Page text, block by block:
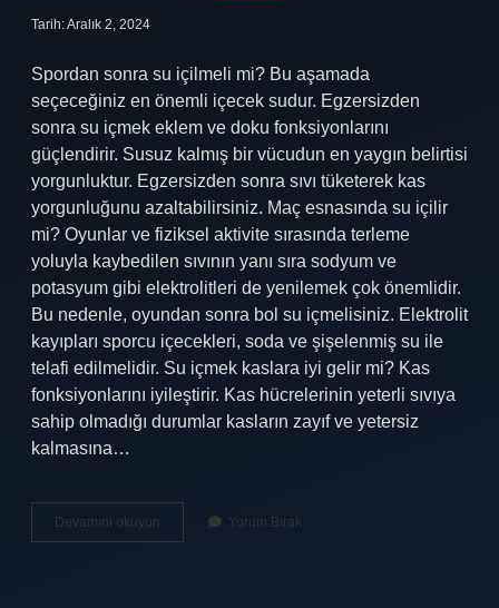
Tarih: Aralık 2, 2024
Spordan sonra su içilmeli mi? Bu aşamada
seçeceğiniz en önemli içecek sudur. Egzersizden
sonra su içmek eklem ve doku fonksiyonlarını
güçlendirir. Susuz kalmış bir vücudun en yaygın belirtisi
yorgunluktur. Egzersizden sonra sıvı tüketerek kas
yorgunluğunu azaltabilirsiniz. Maç esnasında su içilir
mi? Oyunlar ve fiziksel aktivite sırasında terleme
yoluyla kaybedilen sıvının yanı sıra sodyum ve
potasyum gibi elektrolitleri de yenilemek çok önemlidir.
Bu nedenle, oyundan sonra bol su içmelisiniz. Elektrolit
kayıpları sporcu içecekleri, soda ve şişelenmiş su ile
telafi edilmelidir. Su içmek kaslara iyi gelir mi? Kas
fonksiyonlarını iyileştirir. Kas hücrelerinin yeterli sıvıya
sahip olmadığı durumlar kasların zayıf ve yetersiz
kalmasına…
Devamını okuyun
Çalıştıktan
Yorum Bırak